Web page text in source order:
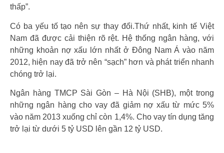
thấp”.
Có ba yếu tố tạo nên sự thay đổi.Thứ nhất, kinh tế Việt
Nam đã được cải thiện rõ rệt. Hệ thống ngân hàng, với
những khoản nợ xấu lớn nhất ở Đông Nam Á vào năm
2012, hiện nay đã trở nên “sạch” hơn và phát triển nhanh
chóng trở lại.
Ngân hàng TMCP Sài Gòn – Hà Nội (SHB), một trong
những ngân hàng cho vay đã giảm nợ xấu từ mức 5%
vào năm 2013 xuống chỉ còn 1,4%. Cho vay tín dụng tăng
trở lại từ dưới 5 tỷ USD lên gần 12 tỷ USD.